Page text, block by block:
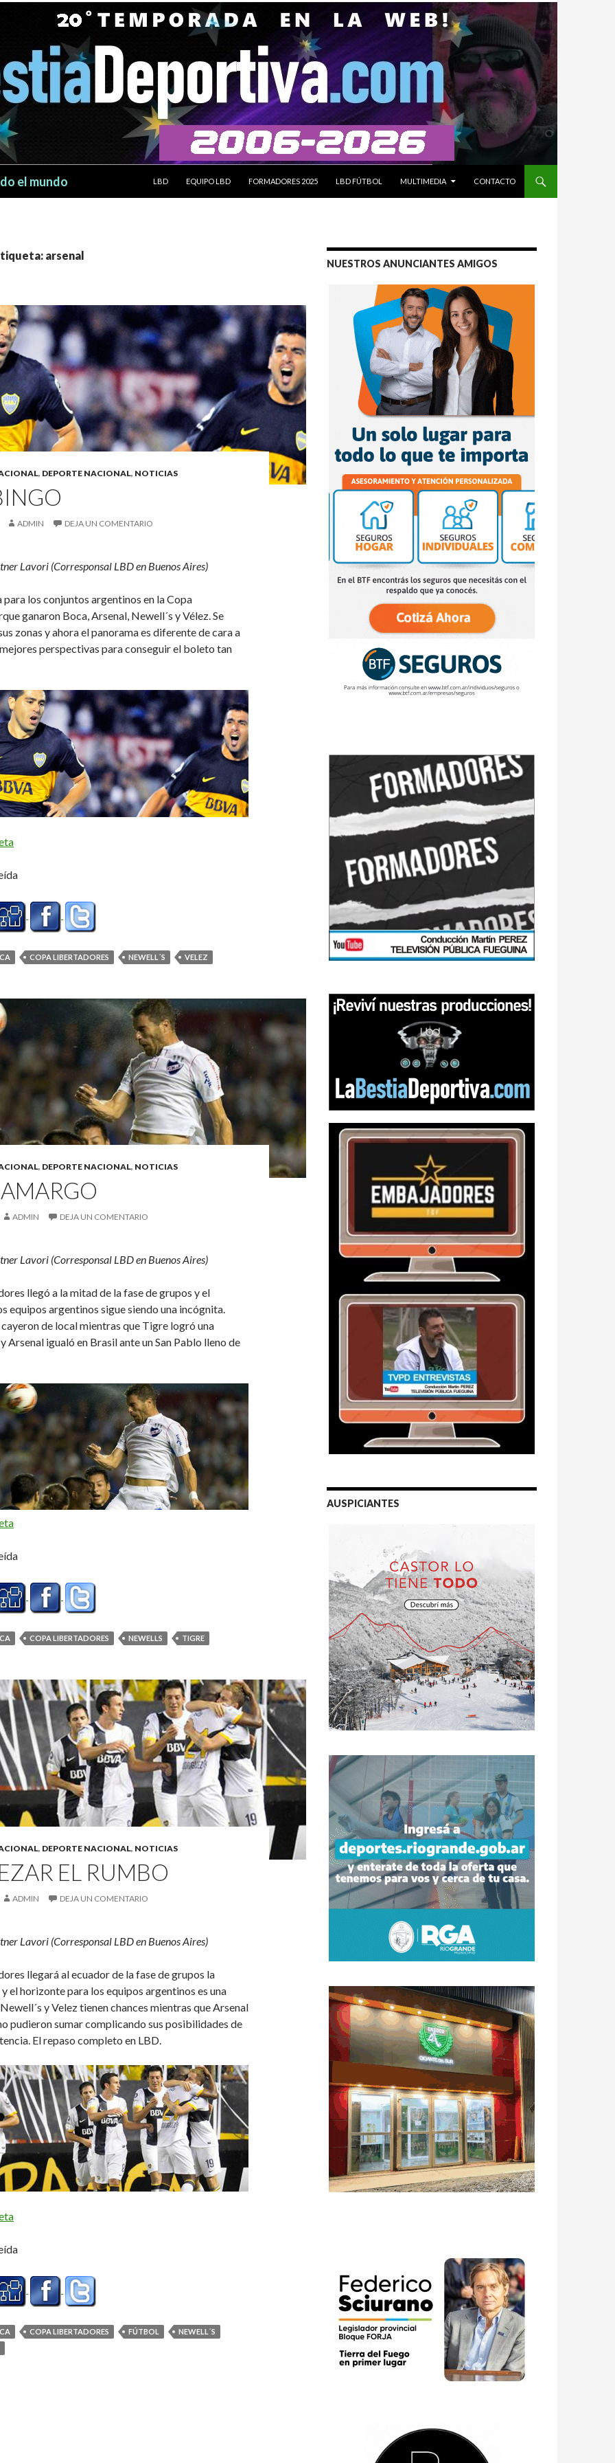
el mundo
LBD
EQUIPO LBD FORMADORES 2025 LBD FÚTBOL MULTIMEDIA CONTACTO
arsenal
, DEPORTE NACIONAL, NOTICIAS
ADMIN DEJA UN COMENTARIO
Lavori (Corresponsal LBD en Buenos Aires)
para los conjuntos argentinos en la Copa
ganaron Boca, Arsenal, Newell´s y Vélez. Se
zonas y ahora el panorama es diferente de cara a
perspectivas para conseguir el boleto tan
COPA LIBERTADORES NEWELL´S VELEZ
, DEPORTE NACIONAL, NOTICIAS
ADMIN DEJA UN COMENTARIO
Lavori (Corresponsal LBD en Buenos Aires)
llegó a la mitad de la fase de grupos y el
equipos argentinos sigue siendo una incógnita.
de local mientras que Tigre logró una
Arsenal igualó en Brasil ante un San Pablo lleno de
COPA LIBERTADORES NEWELLS TIGRE
, DEPORTE NACIONAL, NOTICIAS
EL RUMBO
ADMIN DEJA UN COMENTARIO
Lavori (Corresponsal LBD en Buenos Aires)
llegará al ecuador de la fase de grupos la
el horizonte para los equipos argentinos es una
y Velez tienen chances mientras que Arsenal
pudieron sumar complicando sus posibilidades de
El repaso completo en LBD.
COPA LIBERTADORES FÚTBOL NEWELL´S
NUESTROS ANUNCIANTES AMIGOS
AUSPICIANTES